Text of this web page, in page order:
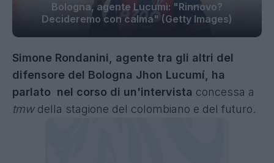
Bologna, agente Lucumì: "Rinnovo?
Decideremo con calma" (Getty Images)
Simone Rondanini, agente tra gli altri del
difensore del Bologna Jhon Lucumí, ha
parlato nel corso di un'intervista concessa a
tmw della stagione del colombiano e del futuro.